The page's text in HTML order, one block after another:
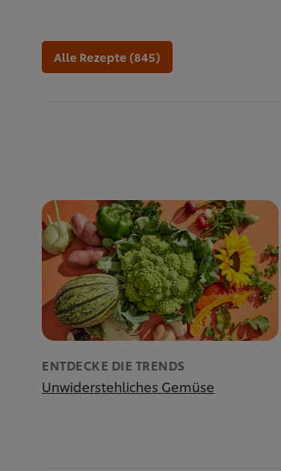
Alle Rezepte (845)
ENTDECKE DIE TRENDS
Unwiderstehliches Gemüse